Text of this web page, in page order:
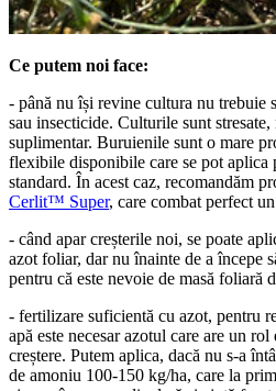
Ce putem noi face:
- până nu își revine cultura nu trebuie
sau insecticide. Culturile sunt
suplimentar. Buruienile sunt o mare
flexibile disponibile care se pot aplica
standard. În acest caz, recomandăm
Cerlit™ Super, care combat perfect
- când apar creșterile noi, se poate
azot foliar, dar nu înainte de a începe
pentru că este nevoie de masă foliară
- fertilizare suficientă cu azot, pentru
apă este necesar azotul care are un
creștere. Putem aplica, dacă nu s-a
de amoniu 100-150 kg/ha, care la